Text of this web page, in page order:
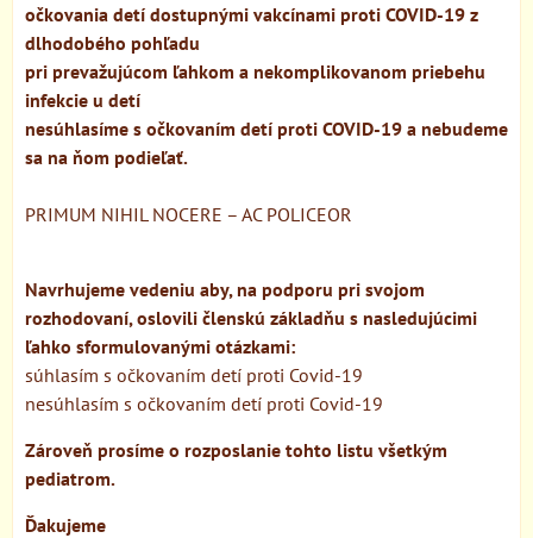
očkovania detí dostupnými vakcínami proti COVID-19 z
dlhodobého pohľadu
pri prevažujúcom ľahkom a nekomplikovanom priebehu
infekcie u detí
nesúhlasíme s očkovaním detí proti COVID-19 a nebudeme
sa na ňom podieľať.
PRIMUM NIHIL NOCERE – AC POLICEOR
Navrhujeme vedeniu aby, na podporu pri svojom
rozhodovaní, oslovili členskú základňu s nasledujúcimi
ľahko sformulovanými otázkami:
súhlasím s očkovaním detí proti Covid-19
nesúhlasím s očkovaním detí proti Covid-19
Zároveň prosíme o rozposlanie tohto listu všetkým
pediatrom.
Ďakujeme